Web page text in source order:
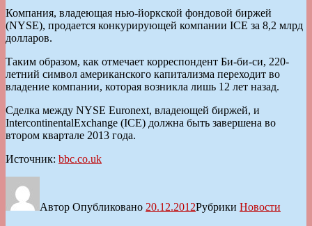
Компания, владеющая нью-йоркской фондовой биржей
(NYSE), продается конкурирующей компании ICE за 8,2 млрд
долларов.
Таким образом, как отмечает корреспондент Би-би-си, 220-
летний символ американского капитализма переходит во
владение компании, которая возникла лишь 12 лет назад.
Сделка между NYSE Euronext, владеющей биржей, и
IntercontinentalExchange (ICE) должна быть завершена во
втором квартале 2013 года.
Источник: bbc.co.uk
Автор Опубликовано 20.12.2012Рубрики Новости